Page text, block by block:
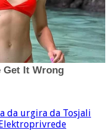
da urgira da Tosjali